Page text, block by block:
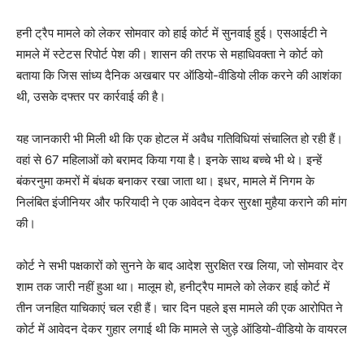
हनी ट्रैप मामले को लेकर सोमवार को हाई कोर्ट में सुनवाई हुई। एसआईटी ने
मामले में स्टेटस रिपोर्ट पेश की। शासन की तरफ से महाधिवक्ता ने कोर्ट को
बताया कि जिस सांध्य दैनिक अखबार पर ऑडियो-वीडियो लीक करने की आशंका
थी, उसके दफ्तर पर कार्रवाई की है।
यह जानकारी भी मिली थी कि एक होटल में अवैध गतिविधियां संचालित हो रही हैं।
वहां से 67 महिलाओं को बरामद किया गया है। इनके साथ बच्चे भी थे। इन्हें
बंकरनुमा कमरों में बंधक बनाकर रखा जाता था। इधर, मामले में निगम के
निलंबित इंजीनियर और फरियादी ने एक आवेदन देकर सुरक्षा मुहैया कराने की मांग
की।
कोर्ट ने सभी पक्षकारों को सुनने के बाद आदेश सुरक्षित रख लिया, जो सोमवार देर
शाम तक जारी नहीं हुआ था। मालूम हो, हनीट्रैप मामले को लेकर हाई कोर्ट में
तीन जनहित याचिकाएं चल रही हैं। चार दिन पहले इस मामले की एक आरोपित ने
कोर्ट में आवेदन देकर गुहार लगाई थी कि मामले से जुड़े ऑडियो-वीडियो के वायरल